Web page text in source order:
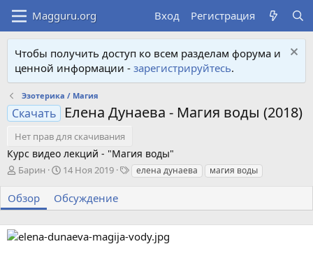
Вход Регистрация
Чтобы получить доступ ко всем разделам форума и
ценной информации - зарегистрируйтесь.
Эзотерика / Магия
Скачать Елена Дунаева - Магия воды (2018)
Нет прав для скачивания
Курс видео лекций - "Магия воды"
А
т
о
Барин
Д
т
а
о
14 Ноя 2019
Т
и
елена дунаева магия воды
Обзор Обсуждение